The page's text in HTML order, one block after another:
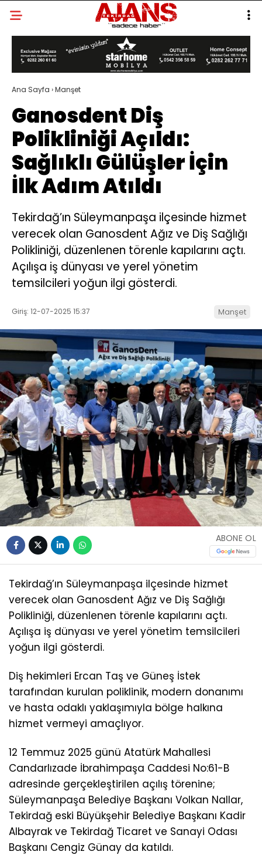
Ana Sayfa ›Manşet
Ganosdent Diş
Polikliniği Açıldı:
Sağlıklı Gülüşler İçin
İlk Adım Atıldı
Tekirdağ’ın Süleymanpaşa ilçesinde hizmet
verecek olan Ganosdent Ağız ve Diş Sağlığı
Polikliniği, düzenlenen törenle kapılarını açtı.
Açılışa iş dünyası ve yerel yönetim
temsilcileri yoğun ilgi gösterdi.
Giriş: 12-07-2025 15:37 Manşet
ABONE OL
Tekirdağ’ın Süleymanpaşa ilçesinde hizmet
verecek olan Ganosdent Ağız ve Diş Sağlığı
Polikliniği, düzenlenen törenle kapılarını açtı.
Açılışa iş dünyası ve yerel yönetim temsilcileri
yoğun ilgi gösterdi.
Diş hekimleri Ercan Taş ve Güneş İstek
tarafından kurulan poliklinik, modern donanımı
ve hasta odaklı yaklaşımıyla bölge halkına
hizmet vermeyi amaçlıyor.
12 Temmuz 2025 günü Atatürk Mahallesi
Candarlızade İbrahimpaşa Caddesi No:61-B
adresinde gerçekleştirilen açılış törenine;
Süleymanpaşa Belediye Başkanı Volkan Nallar,
Tekirdağ eski Büyükşehir Belediye Başkanı Kadir
Albayrak ve Tekirdağ Ticaret ve Sanayi Odası
Başkanı Cengiz Günay da katıldı.